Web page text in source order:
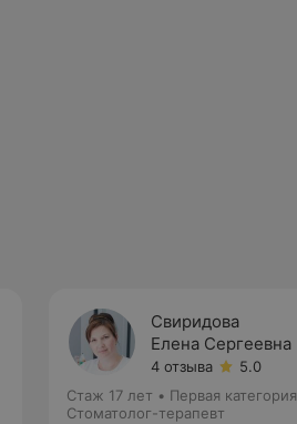
Свиридова
Елена Сергеевна
4 отзыва
5.0
Стаж 17 лет • Первая категория
Стоматолог-терапевт